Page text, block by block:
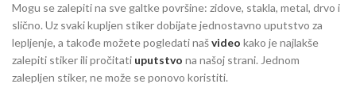
Mogu se zalepiti na sve galtke površine: zidove, stakla, metal, drvo i
slično. Uz svaki kupljen stiker dobijate jednostavno uputstvo za
lepljenje, a takođe možete pogledati našvideo kako je najlakše
zalepiti stiker ili pročitati uputstvo na našoj strani. Jednom
zalepljen stiker, ne može se ponovo koristiti.